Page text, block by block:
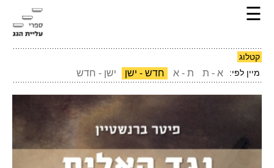
☰
קטלוג
מיין לפי:
א - ת ת - א חדש - ישן ישן - חדש